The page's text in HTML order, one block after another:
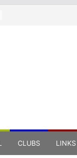
CLUBS LINKS